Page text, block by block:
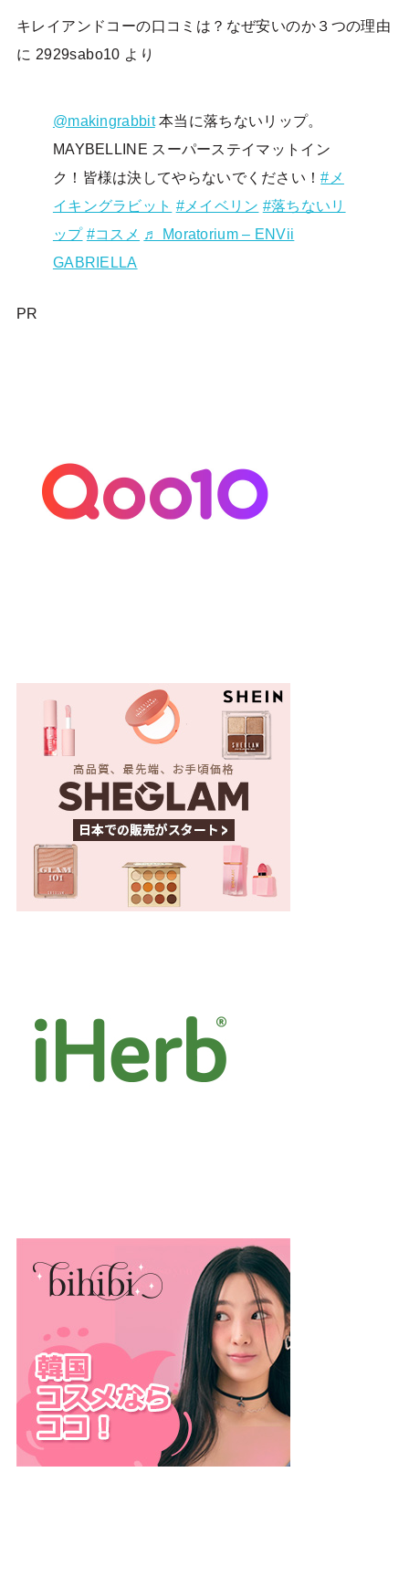
キレイアンドコーの口コミは？なぜ安いのか３つの理由
に 2929sabo10 より
@makingrabbit本当に落ちないリップ。
MAYBELLINE スーパーステイマットイン
ク！皆様は決してやらないでください！#メ
イキングラビット #メイベリン #落ちないリ
ップ #コスメ ♬ Moratorium – ENVii
GABRIELLA
PR